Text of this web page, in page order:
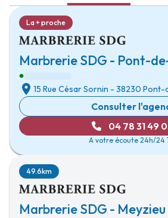
Marbrerie SDG - Pont-
La + proche
15 Rue César Sornin - 38230 Pont-
Consulter
04 78 31 49
A votre écoute 24h/24
Marbrerie SDG - Meyzieu
49.6km